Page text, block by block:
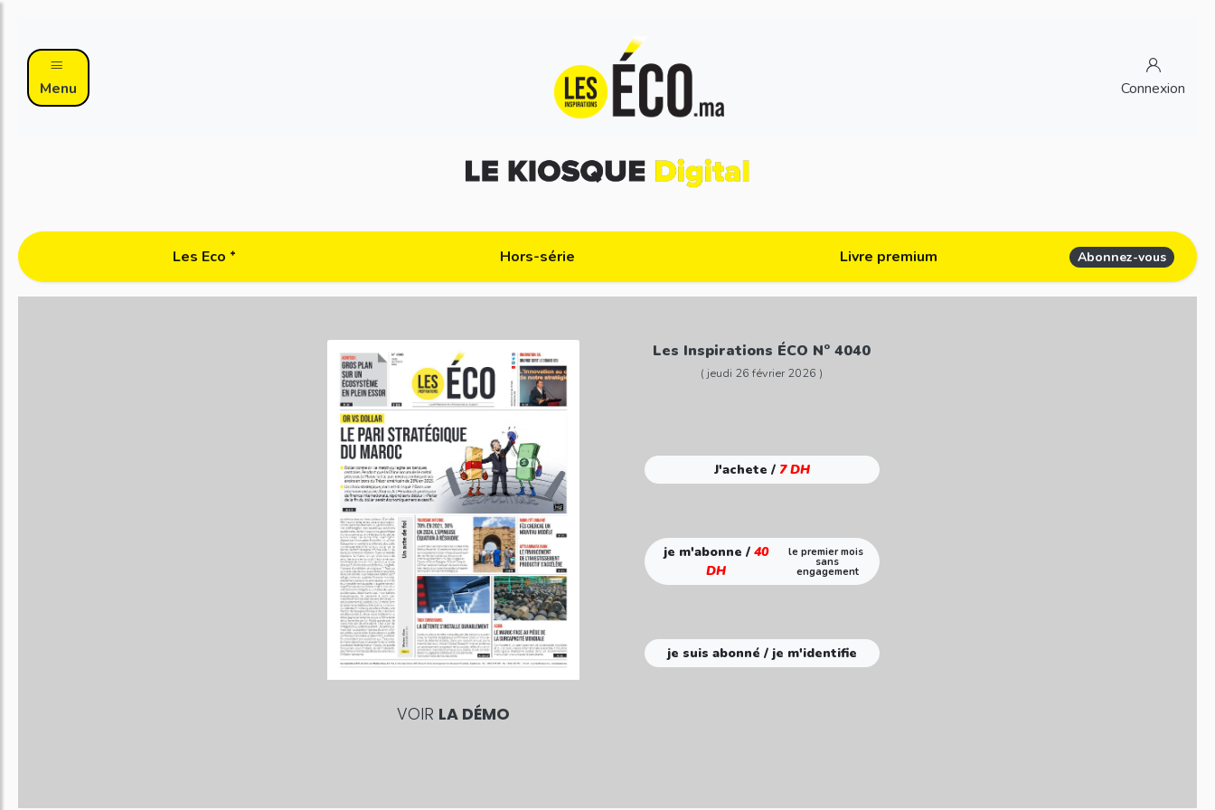
Menu Connexion
Les Eco ᐩ Hors-série Livre premium Abonnez-vous
VOIR LA DÉMO
Les Inspirations ÉCO N° 4040
( jeudi 26 février 2026 )
J'achete / 7 DH
je m'abonne / 40
DH
le premier mois
sans
engagement
je suis abonné / je m'identifie